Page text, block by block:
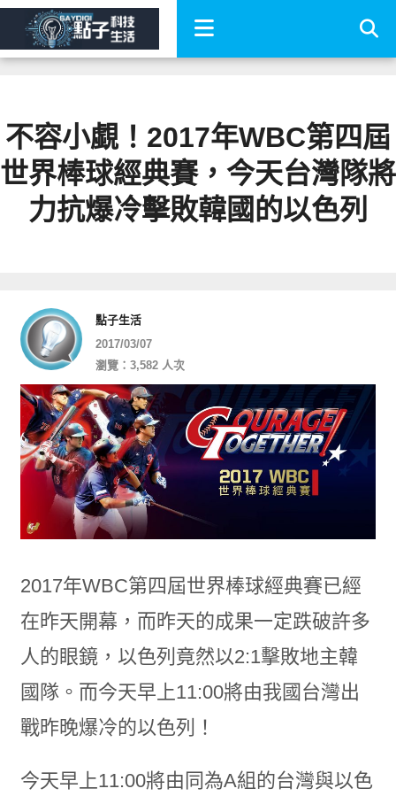
不容小覷！2017年WBC第四屆
世界棒球經典賽，今天台灣隊將
力抗爆冷擊敗韓國的以色列
點子生活
2017/03/07
瀏覽：3,582 人次
2017年WBC第四屆世界棒球經典賽已經
在昨天開幕，而昨天的成果一定跌破許多
人的眼鏡，以色列竟然以2:1擊敗地主韓
國隊。而今天早上11:00將由我國台灣出
戰昨晚爆冷的以色列！
今天早上11:00將由同為A組的台灣與以色